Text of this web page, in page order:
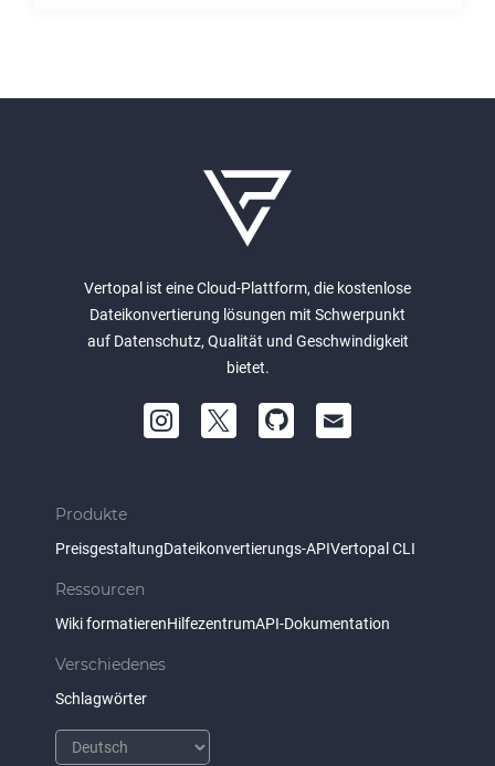
Vertopal ist eine Cloud-Plattform, die kostenlose
Dateikonvertierung lösungen mit Schwerpunkt
auf Datenschutz, Qualität und Geschwindigkeit
bietet.
Produkte
PreisgestaltungDateikonvertierungs-APIVertopal CLI
Ressourcen
Wiki formatierenHilfezentrumAPI-Dokumentation
Verschiedenes
Schlagwörter